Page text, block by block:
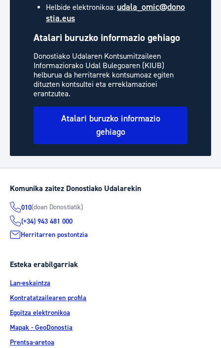
Helbide elektronikoa: udala_omic@dono
stia.eus
Atalari buruzko informazio gehiago
Donostiako Udalaren Kontsumitzaileen
Informaziorako Udal Bulegoaren (KIUB)
helburua da herritarrek kontsumoaz egiten
dituzten kontsultei eta erreklamazioei
erantzutea.
Atalari buruzko informazio
gehiago
Komunika zaitez Donostiako Udalarekin
010(doan Donostiatik)
(+34) 943 481 000
Herritarren postontzia
Esteka erabilgarriak
Lan-eskaintza
Kontratatzailearen profila
Egoitza elektronikoa
Mapak - GeoDonostia
Prentsa-aretoa